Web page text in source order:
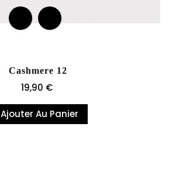
Cashmere 12
Prix
19,90 €
Ajouter Au Panier